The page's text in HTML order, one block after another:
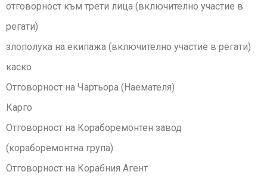
отговорност към трети лица (включително участие в
регати)
злополука на екипажа (включително участие в регати)
каско
Отговорност на Чартьора (Наемателя)
Карго
Отговорност на Кораборемонтен завод
(кораборемонтна група)
Отговорност на Корабния Агент